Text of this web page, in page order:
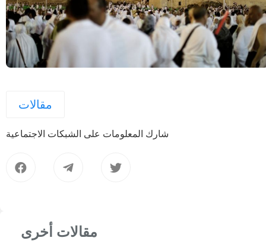
مقالات
شارك المعلومات على الشبكات الاجتماعية
مقالات أخرى